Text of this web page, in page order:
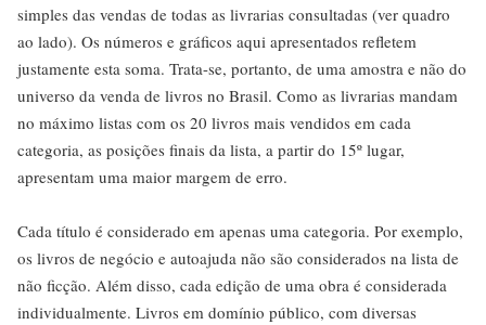
simples das vendas de todas as livrarias consultadas (ver quadro
ao lado). Os números e gráficos aqui apresentados refletem
justamente esta soma. Trata-se, portanto, de uma amostra e não do
universo da venda de livros no Brasil. Como as livrarias mandam
no máximo listas com os 20 livros mais vendidos em cada
categoria, as posições finais da lista, a partir do 15º lugar,
apresentam uma maior margem de erro.
Cada título é considerado em apenas uma categoria. Por exemplo,
os livros de negócio e autoajuda não são considerados na lista de
não ficção. Além disso, cada edição de uma obra é considerada
individualmente. Livros em domínio público, com diversas